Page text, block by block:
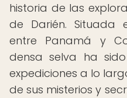
historia de las
de Darién. Situada
entre Panamá y
densa selva ha
expediciones a lo
de sus misterios y